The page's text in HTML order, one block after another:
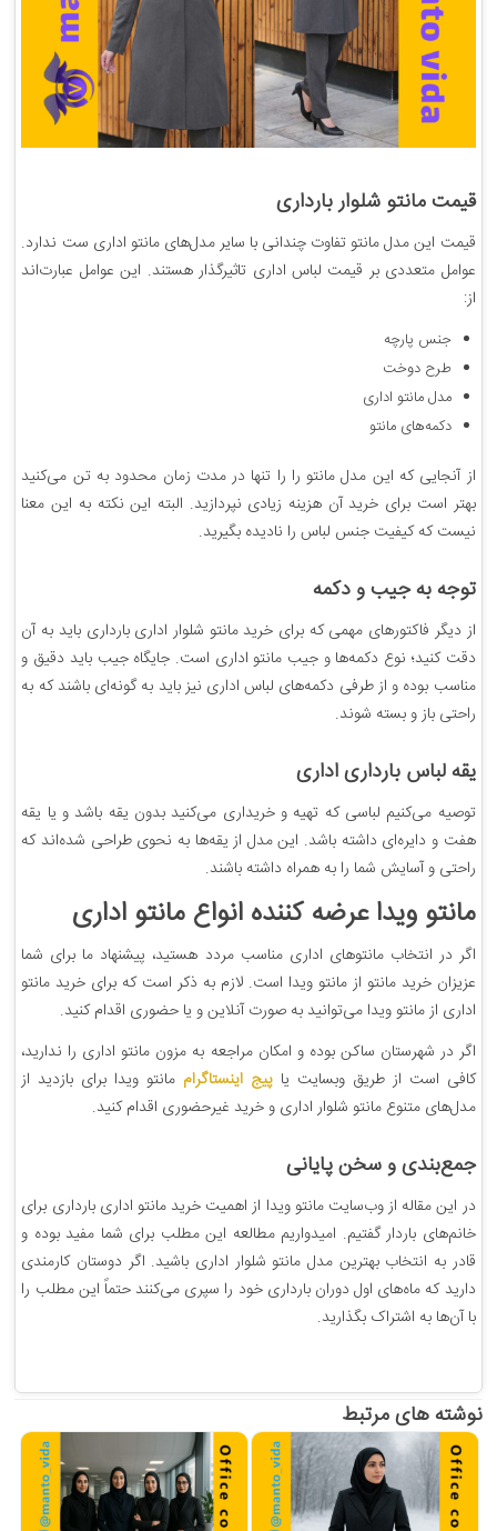
قیمت مانتو شلوار بارداری
قیمت این مدل مانتو تفاوت چندانی با سایر مدل‌های مانتو اداری ست ندارد.
عوامل متعددی بر قیمت لباس اداری تاثیرگذار هستند. این عوامل عبارت‌اند
از:
جنس پارچه
طرح دوخت
مدل مانتو اداری
دکمه‌های مانتو
از آنجایی که این مدل مانتو را را تنها در مدت زمان محدود به تن می‌کنید
بهتر است برای خرید آن هزینه زیادی نپردازید. البته این نکته به این معنا
نیست که کیفیت جنس لباس را نادیده بگیرید.
توجه به جیب و دکمه
از دیگر فاکتورهای مهمی که برای خرید مانتو شلوار اداری بارداری باید به آن
دقت کنید؛ نوع دکمه‌ها و جیب مانتو اداری است. جایگاه جیب باید دقیق و
مناسب بوده و از طرفی دکمه‌های لباس اداری نیز باید به گونه‌ای باشند که به
راحتی باز و بسته شوند.
یقه لباس بارداری اداری
توصیه می‌کنیم لباسی که تهیه و خریداری می‌کنید بدون یقه باشد و یا یقه
هفت و دایره‌ای داشته باشد. این مدل از یقه‌ها به نحوی طراحی شده‌اند که
راحتی و آسایش شما را به همراه داشته باشند.
مانتو ویدا عرضه کننده انواع مانتو اداری
اگر در انتخاب مانتوهای اداری مناسب مردد هستید، پیشنهاد ما برای شما
عزیزان خرید مانتو از مانتو ویدا است. لازم به ذکر است که برای خرید مانتو
اداری از مانتو ویدا می‌توانید به صورت آنلاین و یا حضوری اقدام کنید.
اگر در شهرستان ساکن بوده و امکان مراجعه به مزون مانتو اداری را ندارید،
کافی است از طریق وبسایت یا پیج اینستاگرام مانتو ویدا برای بازدید از
مدل‌های متنوع مانتو شلوار اداری و خرید غیرحضوری اقدام کنید.
جمع‌بندی و سخن پایانی
در این مقاله از وب‌سایت مانتو ویدا از اهمیت خرید مانتو اداری بارداری برای
خانم‌های باردار گفتیم. امیدواریم مطالعه این مطلب برای شما مفید بوده و
قادر به انتخاب بهترین مدل مانتو شلوار اداری باشید. اگر دوستان کارمندی
دارید که ماه‌های اول دوران بارداری خود را سپری می‌کنند حتماً این مطلب را
با آن‌ها به اشتراک بگذارید.
نوشته های مرتبط